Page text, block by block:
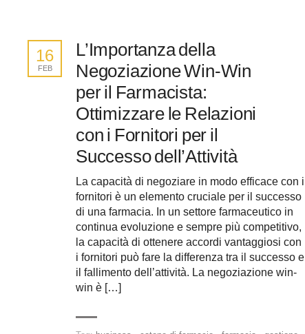
L’Importanza della
Negoziazione Win-Win
per il Farmacista:
Ottimizzare le Relazioni
con i Fornitori per il
Successo dell’Attività
16
FEB
La capacità di negoziare in modo efficace con i
fornitori è un elemento cruciale per il successo
di una farmacia. In un settore farmaceutico in
continua evoluzione e sempre più competitivo,
la capacità di ottenere accordi vantaggiosi con
i fornitori può fare la differenza tra il successo e
il fallimento dell’attività. La negoziazione win-
win è […]